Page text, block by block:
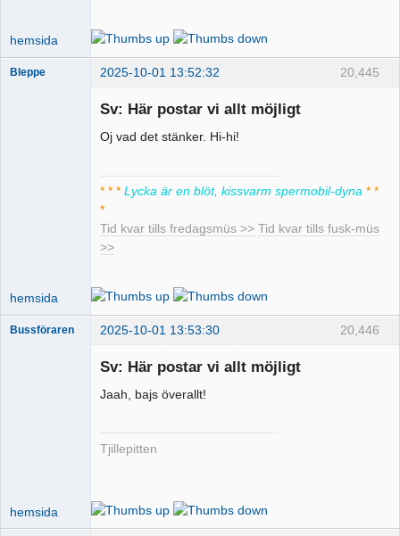
hemsida
20,445
Bleppe 2025-10-01 13:52:32
Sv: Här postar vi allt möjligt
Oj vad det stänker. Hi-hi!
* * * Lycka är en blöt, kissvarm spermobil-dyna * *
*
Tid kvar tills fredagsmüs >> Tid kvar tills fusk-müs
>>
hemsida
20,446
Bussföraren 2025-10-01 13:53:30
Sv: Här postar vi allt möjligt
Jaah, bajs överallt!
Tjillepitten
hemsida